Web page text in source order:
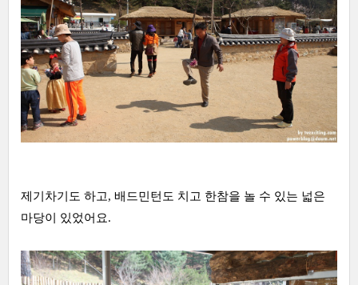
제기차기도 하고, 배드민턴도 치고 한참을 놀 수 있는 넓은
마당이 있었어요.